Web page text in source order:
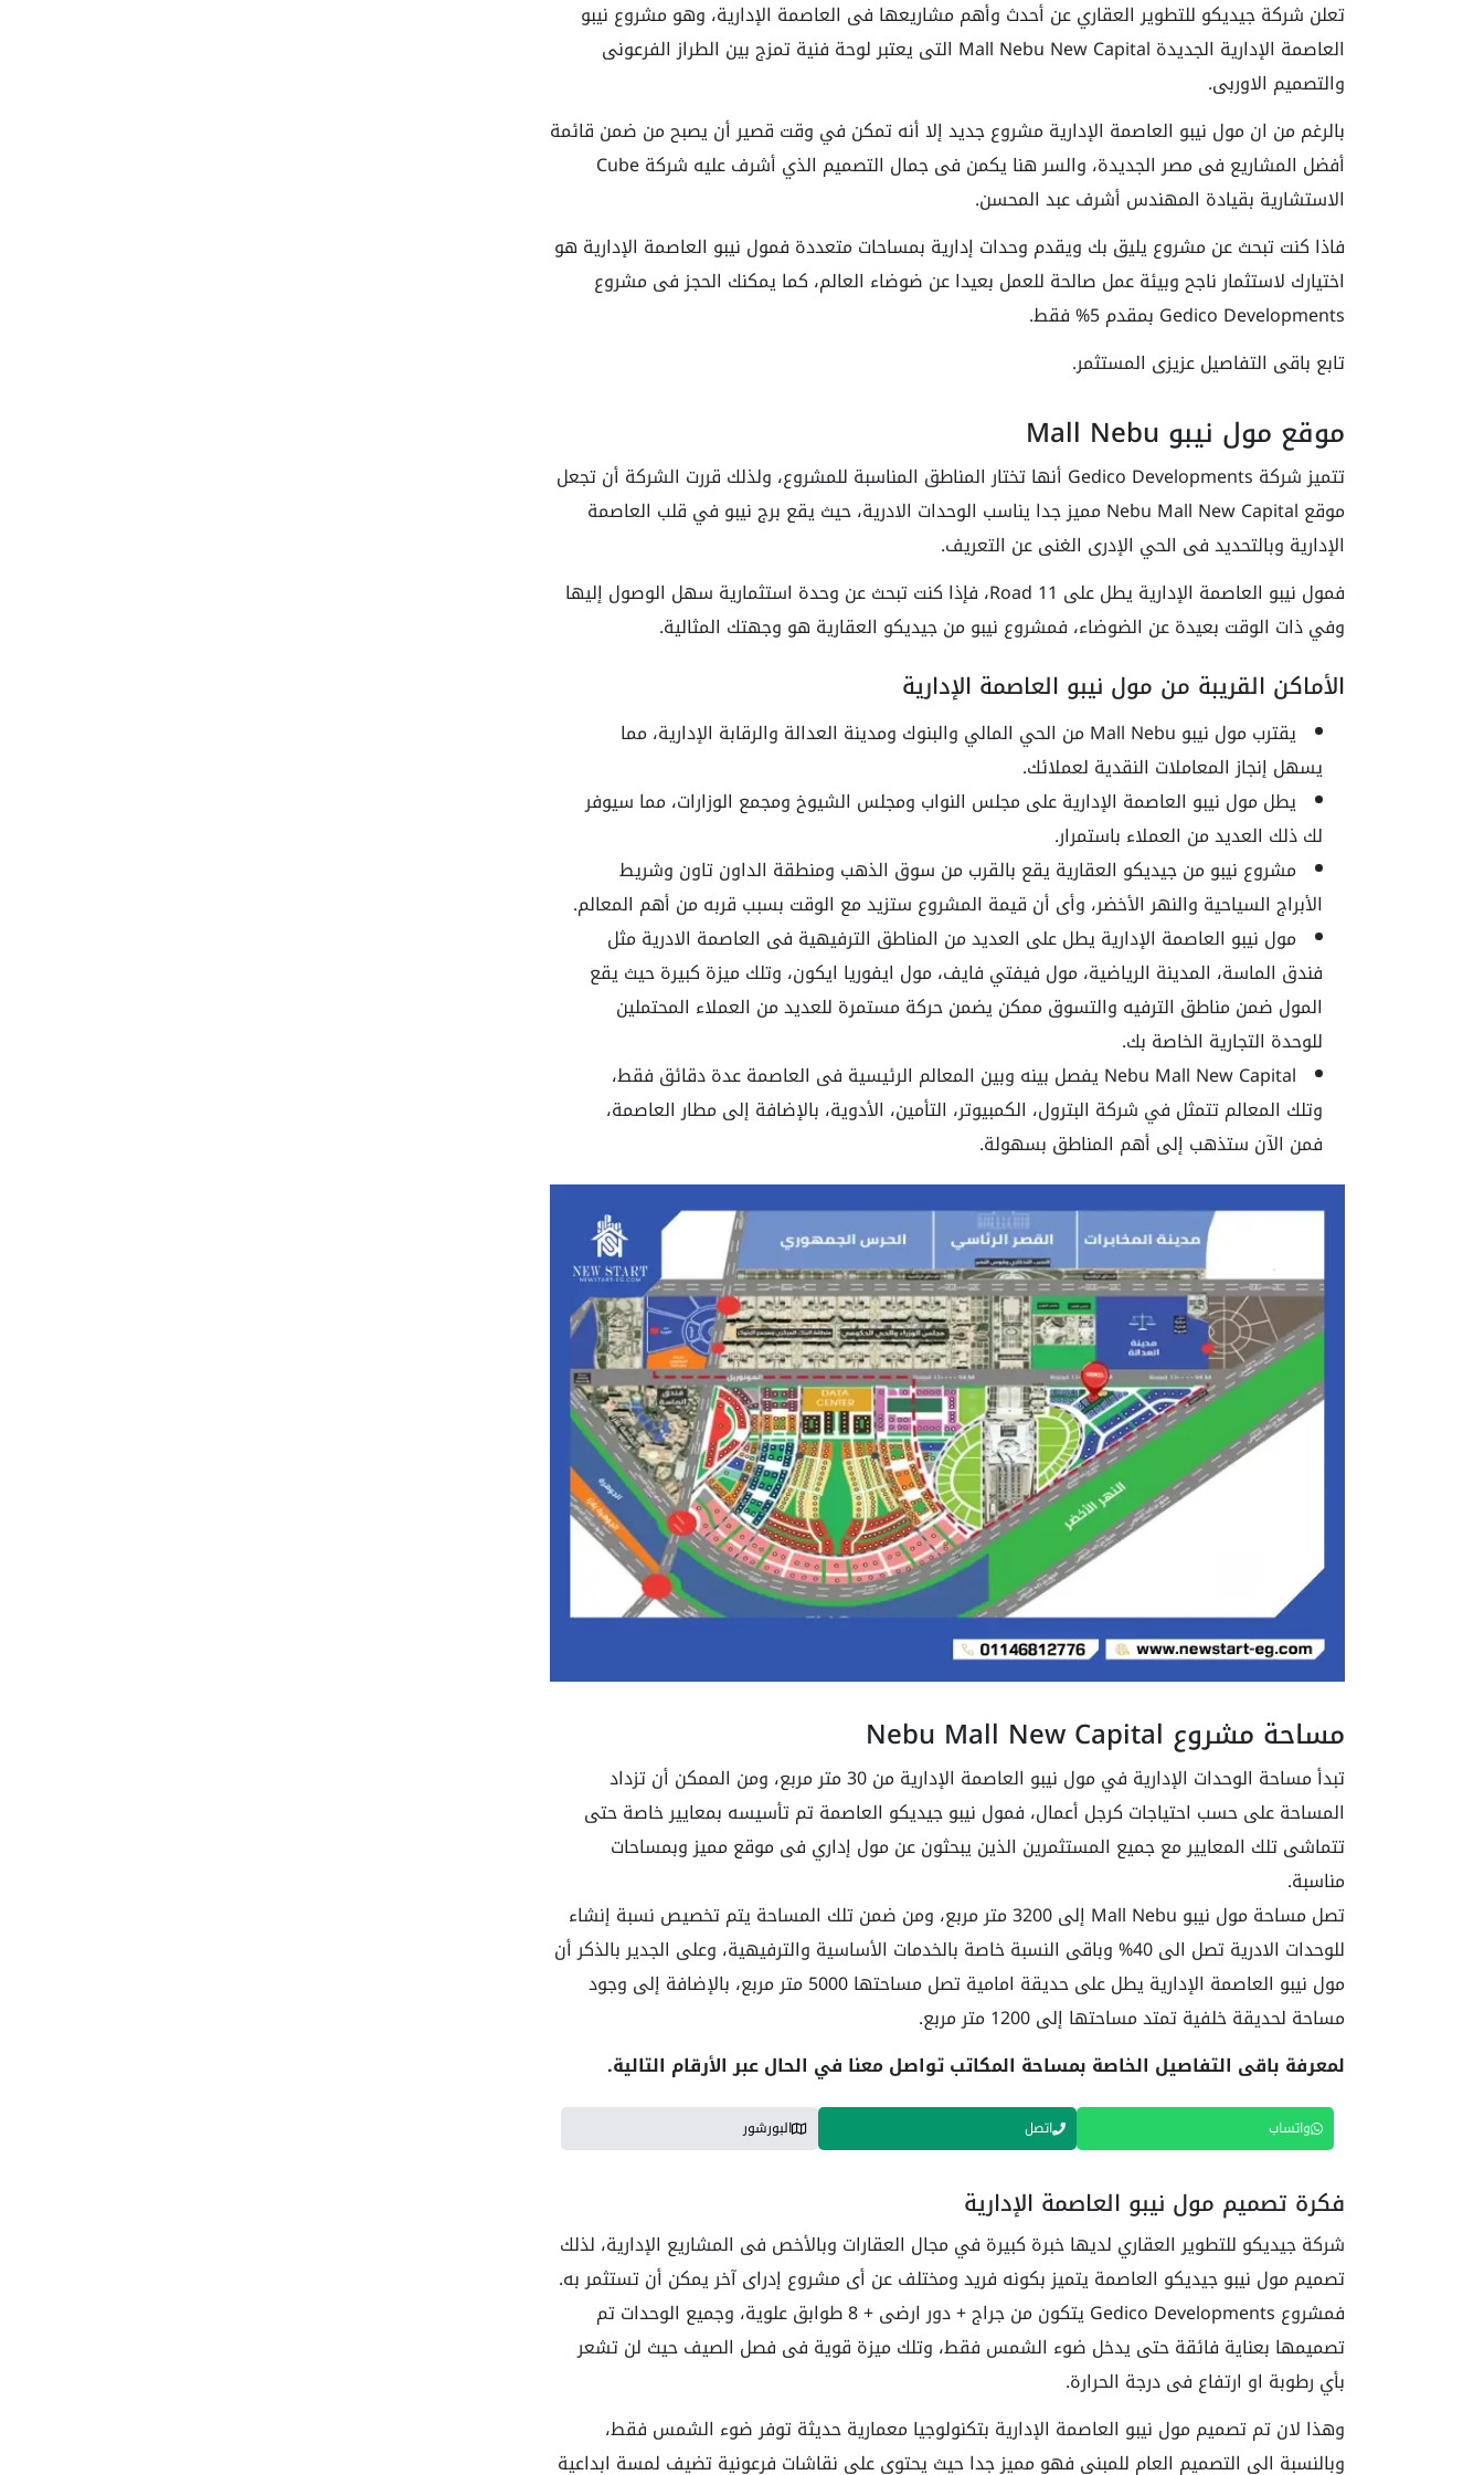
تعلن شركة جيديكو للتطوير العقاري عن أحدث وأهم مشاريعها فى العاصمة الإدارية، وهو مشروع نيبو
العاصمة الإدارية الجديدة Mall Nebu New Capital التى يعتبر لوحة فنية تمزج بين الطراز الفرعونى
والتصميم الاوربى.
بالرغم من ان مول نيبو العاصمة الإدارية مشروع جديد إلا أنه تمكن في وقت قصير أن يصبح من ضمن قائمة
أفضل المشاريع فى مصر الجديدة، والسر هنا يكمن فى جمال التصميم الذي أشرف عليه شركة Cube
الاستشارية بقيادة المهندس أشرف عبد المحسن.
فاذا كنت تبحث عن مشروع يليق بك ويقدم وحدات إدارية بمساحات متعددة فمول نيبو العاصمة الإدارية هو
اختيارك لاستثمار ناجح وبيئة عمل صالحة للعمل بعيدا عن ضوضاء العالم، كما يمكنك الحجز فى مشروع
Gedico Developments بمقدم 5% فقط.
تابع باقى التفاصيل عزيزى المستثمر.
موقع مول نيبو Mall Nebu
تتميز شركة Gedico Developments أنها تختار المناطق المناسبة للمشروع، ولذلك قررت الشركة أن تجعل
موقع Nebu Mall New Capital مميز جدا يناسب الوحدات الادرية، حيث يقع برج نيبو في قلب العاصمة
الإدارية وبالتحديد فى الحي الإدرى الغنى عن التعريف.
فمول نيبو العاصمة الإدارية يطل على Road 11، فإذا كنت تبحث عن وحدة استثمارية سهل الوصول إليها
وفي ذات الوقت بعيدة عن الضوضاء، فمشروع نيبو من جيديكو العقارية هو وجهتك المثالية.
الأماكن القريبة من مول نيبو العاصمة الإدارية
يقترب مول نيبو Mall Nebu من الحي المالي والبنوك ومدينة العدالة والرقابة الإدارية، مما
يسهل إنجاز المعاملات النقدية لعملائك.
يطل مول نيبو العاصمة الإدارية على مجلس النواب ومجلس الشيوخ ومجمع الوزارات، مما سيوفر
لك ذلك العديد من العملاء باستمرار.
مشروع نيبو من جيديكو العقارية يقع بالقرب من سوق الذهب ومنطقة الداون تاون وشريط
الأبراج السياحية والنهر الأخضر، وأى أن قيمة المشروع ستزيد مع الوقت بسبب قربه من أهم المعالم.
مول نيبو العاصمة الإدارية يطل على العديد من المناطق الترفيهية فى العاصمة الادرية مثل
فندق الماسة، المدينة الرياضية، مول فيفتي فايف، مول ايفوريا ايكون، وتلك ميزة كبيرة حيث يقع
المول ضمن مناطق الترفيه والتسوق ممكن يضمن حركة مستمرة للعديد من العملاء المحتملين
للوحدة التجارية الخاصة بك.
Nebu Mall New Capital يفصل بينه وبين المعالم الرئيسية فى العاصمة عدة دقائق فقط،
وتلك المعالم تتمثل في شركة البترول، الكمبيوتر، التأمين، الأدوية، بالإضافة إلى مطار العاصمة،
فمن الآن ستذهب إلى أهم المناطق بسهولة.
مساحة مشروع Nebu Mall New Capital
تبدأ مساحة الوحدات الإدارية في مول نيبو العاصمة الإدارية من 30 متر مربع، ومن الممكن أن تزداد
المساحة على حسب احتياجات كرجل أعمال، فمول نيبو جيديكو العاصمة تم تأسيسه بمعايير خاصة حتى
تتماشى تلك المعايير مع جميع المستثمرين الذين يبحثون عن مول إداري فى موقع مميز وبمساحات
مناسبة.
تصل مساحة مول نيبو Mall Nebu إلى 3200 متر مربع، ومن ضمن تلك المساحة يتم تخصيص نسبة إنشاء
للوحدات الادرية تصل الى 40% وباقى النسبة خاصة بالخدمات الأساسية والترفيهية، وعلى الجدير بالذكر أن
مول نيبو العاصمة الإدارية يطل على حديقة امامية تصل مساحتها 5000 متر مربع، بالإضافة إلى وجود
مساحة لحديقة خلفية تمتد مساحتها إلى 1200 متر مربع.
لمعرفة باقى التفاصيل الخاصة بمساحة المكاتب تواصل معنا في الحال عبر الأرقام التالية.
واتساب اتصل البورشور
فكرة تصميم مول نيبو العاصمة الإدارية
شركة جيديكو للتطوير العقاري لديها خبرة كبيرة في مجال العقارات وبالأخص فى المشاريع الإدارية، لذلك
تصميم مول نيبو جيديكو العاصمة يتميز بكونه فريد ومختلف عن أى مشروع إدراى آخر يمكن أن تستثمر به.
فمشروع Gedico Developments يتكون من جراج + دور ارضى + 8 طوابق علوية، وجميع الوحدات تم
تصميمها بعناية فائقة حتى يدخل ضوء الشمس فقط، وتلك ميزة قوية فى فصل الصيف حيث لن تشعر
بأي رطوبة او ارتفاع فى درجة الحرارة.
وهذا لان تم تصميم مول نيبو العاصمة الإدارية بتكنولوجيا معمارية حديثة توفر ضوء الشمس فقط،
وبالنسبة الى التصميم العام للمبنى فهو مميز جدا حيث يحتوى على نقاشات فرعونية تضيف لمسة ابداعية